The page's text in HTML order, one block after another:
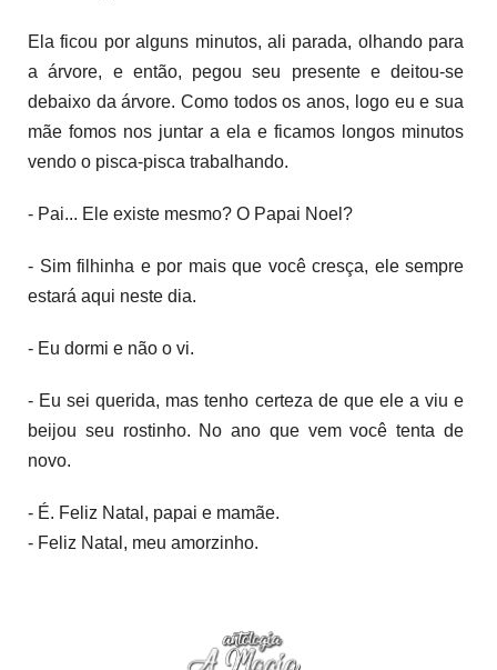
Ela ficou por alguns minutos, ali parada, olhando para
a árvore, e então, pegou seu presente e deitou-se
debaixo da árvore. Como todos os anos, logo eu e sua
mãe fomos nos juntar a ela e ficamos longos minutos
vendo o pisca-pisca trabalhando.
- Pai... Ele existe mesmo? O Papai Noel?
- Sim filhinha e por mais que você cresça, ele sempre
estará aqui neste dia.
- Eu dormi e não o vi.
- Eu sei querida, mas tenho certeza de que ele a viu e
beijou seu rostinho. No ano que vem você tenta de
novo.
- É. Feliz Natal, papai e mamãe.
- Feliz Natal, meu amorzinho.